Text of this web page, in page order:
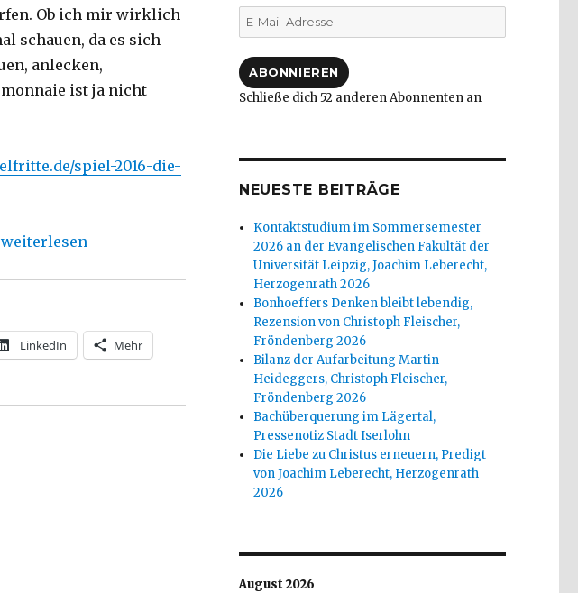
Ob ich mir wirklich
schauen, da es sich
anlecken,
ist ja nicht
spiel-2016-die-
„Messevorschau und Vorstellung der Spielfritte – Notiz“
weiterlesen
LinkedIn Mehr
E-
Mail-
ABONNIEREN
Schließe dich 52 anderen Abonnenten an
NEUESTE BEITRÄGE
Kontaktstudium im Sommersemester
2026 an der Evangelischen Fakultät der
Universität Leipzig, Joachim Leberecht,
Herzogenrath 2026
Bonhoeffers Denken bleibt lebendig,
Rezension von Christoph Fleischer,
Fröndenberg 2026
Bilanz der Aufarbeitung Martin
Heideggers, Christoph Fleischer,
Fröndenberg 2026
Bachüberquerung im Lägertal,
Pressenotiz Stadt Iserlohn
Die Liebe zu Christus erneuern, Predigt
von Joachim Leberecht, Herzogenrath
2026
August 2026